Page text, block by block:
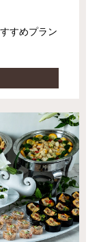
すめプラン